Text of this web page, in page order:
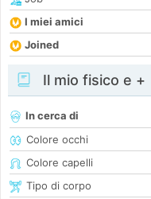
I miei amici
Joined
Il mio fisico e +
In cerca di
Colore occhi
Colore capelli
Tipo di corpo